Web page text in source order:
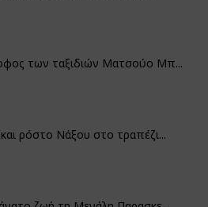
των ταξιδιών Ματσούο Μπ...
ρόστο Νάξου στο τραπέζι...